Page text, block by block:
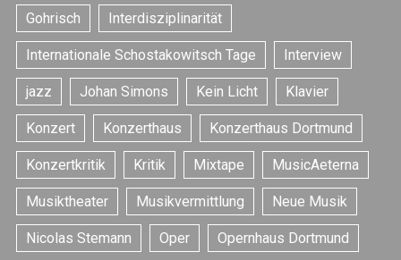
Gohrisch Interdisziplinarität
Internationale Schostakowitsch Tage Interview
jazz Johan Simons Kein Licht Klavier
Konzert Konzerthaus Konzerthaus Dortmund
Konzertkritik Kritik Mixtape MusicAeterna
Musiktheater Musikvermittlung Neue Musik
Nicolas Stemann Oper Opernhaus Dortmund